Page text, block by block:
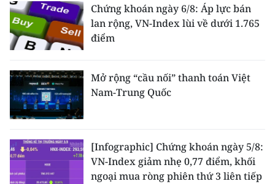
Chứng khoán ngày 6/8: Áp lực bán
lan rộng, VN-Index lùi về dưới 1.765
điểm
Mở rộng “cầu nối” thanh toán Việt
Nam-Trung Quốc
[Infographic] Chứng khoán ngày 5/8:
VN-Index giảm nhẹ 0,77 điểm, khối
ngoại mua ròng phiên thứ 3 liên tiếp